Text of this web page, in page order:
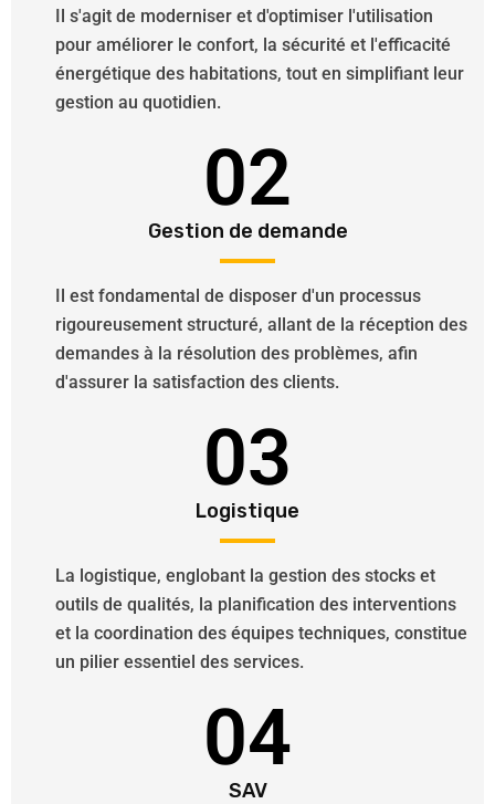
Il s'agit de moderniser et d'optimiser l'utilisation
pour améliorer le confort, la sécurité et l'efficacité
énergétique des habitations, tout en simplifiant leur
gestion au quotidien.
02
Gestion de demande
Il est fondamental de disposer d'un processus
rigoureusement structuré, allant de la réception des
demandes à la résolution des problèmes, afin
d'assurer la satisfaction des clients.
03
Logistique
La logistique, englobant la gestion des stocks et
outils de qualités, la planification des interventions
et la coordination des équipes techniques, constitue
un pilier essentiel des services.
04
SAV